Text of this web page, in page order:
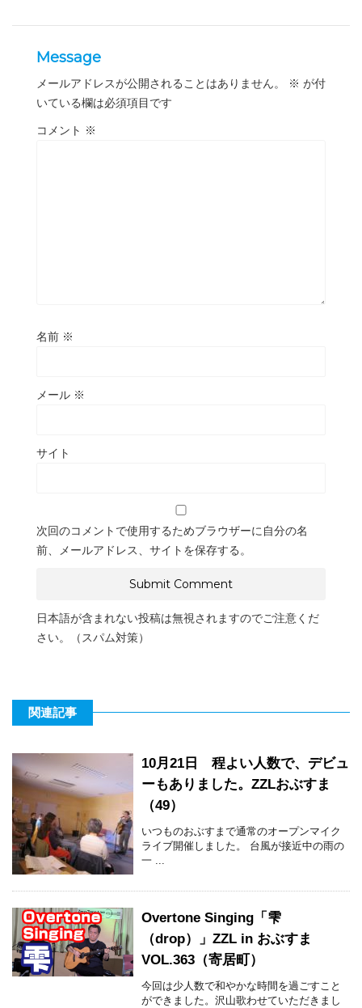
Message
メールアドレスが公開されることはありません。 ※ が付
いている欄は必須項目です
コメント ※
名前 ※
メール ※
サイト
次回のコメントで使用するためブラウザーに自分の名
前、メールアドレス、サイトを保存する。
日本語が含まれない投稿は無視されますのでご注意くだ
さい。（スパム対策）
関連記事
10月21日 程よい人数で、デビュ
ーもありました。ZZLおぶすま
（49）
いつものおぶすまで通常のオープンマイク
ライブ開催しました。 台風が接近中の雨の
一 ...
Overtone Singing「雫
（drop）」ZZL in おぶすま
VOL.363（寄居町）
今回は少人数で和やかな時間を過ごすこと
ができました。沢山歌わせていただきまし